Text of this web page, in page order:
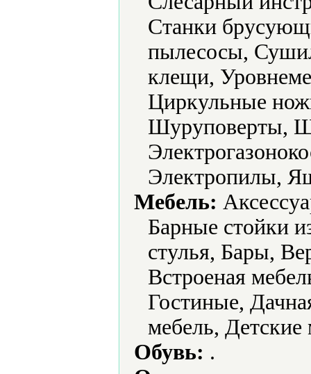
Станки
пылесосы,
клещи,
Циркульные
Шуруповерты,
Электропилы,
Мебель:
Барные стойки
стулья, Бары,
Встроеная
Гостиные,
мебель, Детские
Обувь: .